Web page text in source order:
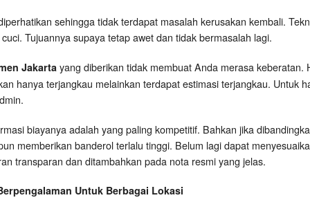
sehingga tidak terdapat masalah kerusakan kembali.
Tujuannya supaya tetap awet dan tidak bermasalah lagi.
Jakarta yang diberikan tidak membuat Anda merasa keberatan.
hanya terjangkau melainkan terdapat estimasi terjangkau. Untuk
biayanya adalah yang paling kompetitif. Bahkan jika
memberikan banderol terlalu tinggi. Belum lagi dapat
transparan dan ditambahkan pada nota resmi yang jelas.
Untuk Berbagai Lokasi